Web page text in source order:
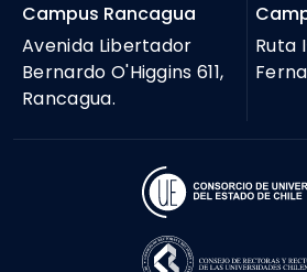
Campus Rancagua
Avenida Libertador
Bernardo O'Higgins 611,
Rancagua.
Ruta